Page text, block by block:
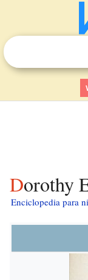
Enciclopedia para